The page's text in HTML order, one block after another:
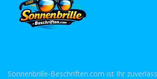
Sonnenbrille-Beschriften.com ist Ihr